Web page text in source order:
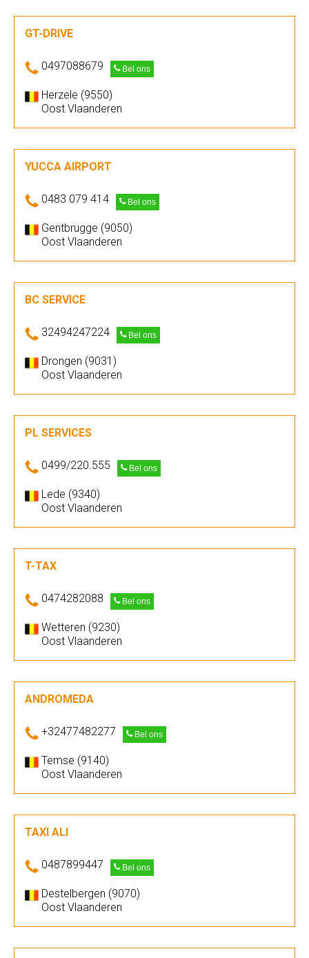
GT-DRIVE
0497088679 Bel ons
Herzele (9550)
Oost Vlaanderen
YUCCA AIRPORT
0483 079 414 Bel ons
Gentbrugge (9050)
Oost Vlaanderen
BC SERVICE
32494247224 Bel ons
Drongen (9031)
Oost Vlaanderen
PL SERVICES
0499/220.555 Bel ons
Lede (9340)
Oost Vlaanderen
T-TAX
0474282088 Bel ons
Wetteren (9230)
Oost Vlaanderen
ANDROMEDA
+32477482277 Bel ons
Temse (9140)
Oost Vlaanderen
TAXI ALI
0487899447 Bel ons
Destelbergen (9070)
Oost Vlaanderen